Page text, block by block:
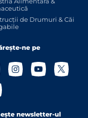
de Drumuri & Căi
ne pe
newsletter-ul